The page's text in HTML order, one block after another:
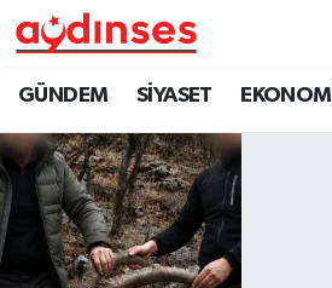
GÜNDEM SİYASET EKONOMİ
GÜNDEM
SİYASET
EKONOMİ
DÜNYA
Nöbetçi Eczaneler
Hava Durumu
Aydin Namaz Vakitleri
Trafik Durumu